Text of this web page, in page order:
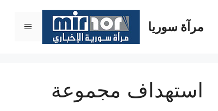
المحتوىمرآة سوريا القائمة
استهداف مجموعة